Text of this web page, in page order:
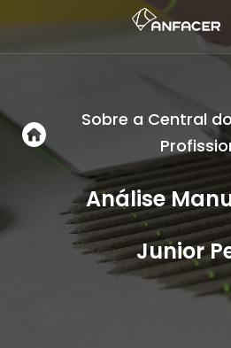
Sobre a Central
Análise
Junior